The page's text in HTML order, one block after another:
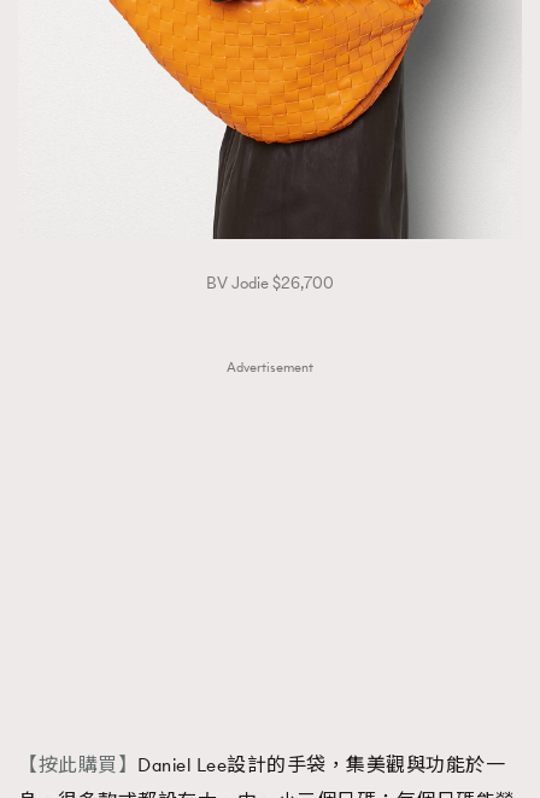
BV Jodie $26,700
Advertisement
【按此購買】 Daniel Lee設計的手袋，集美觀與功能於一